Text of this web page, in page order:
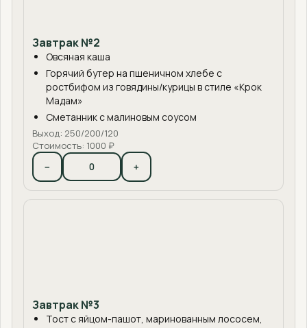
Завтрак №2
Овсяная каша
Горячий бутер на пшеничном хлебе с
ростбифом из говядины/курицы в стиле «Крок
Мадам»
Сметанник с малиновым соусом
Выход: 250/200/120
Стоимость: 1000 ₽
− +
Завтрак №3
Тост с яйцом-пашот, маринованным лососем,